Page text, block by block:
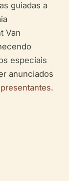
guiadas a
Van
especiais
anunciados
.